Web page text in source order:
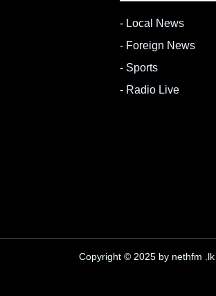
- Local News
- Foreign News
- Sports
- Radio Live
Copyright © 2025 by nethfm .lk